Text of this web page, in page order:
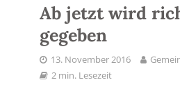
Ab jetzt wird
gegeben
13. November 2016
2 min. Lesezeit